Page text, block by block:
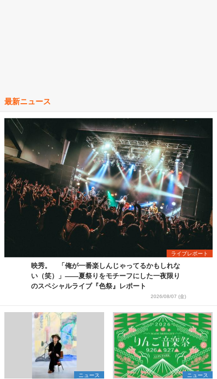
最新ニュース
ライブレポート
映秀。 「俺が一番楽しんじゃってるかもしれな
い（笑）」――夏祭りをモチーフにした一夜限り
のスペシャルライブ『色祭』レポート
2026/08/07 (金)
ニュース ニュース